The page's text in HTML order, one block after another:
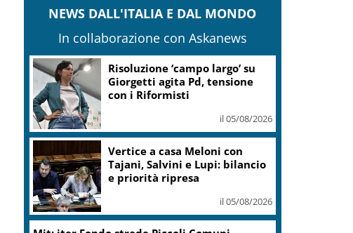
NEWS DALL'ITALIA E DAL MONDO
In collaborazione con Askanews
Banco Bpm, Castagna: Agricole
Italia? Valuteremo, ritengo
fusione molto solida
il 05/08/2026
Conti pubblici, Governo
incassa sì su clausola Ue. Lega
ottiene modifica a risoluzione
il 05/08/2026